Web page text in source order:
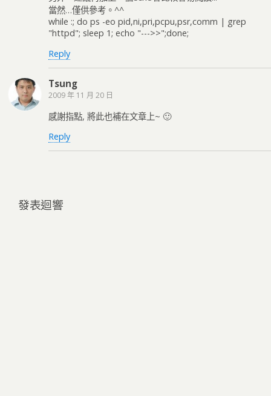
當然…僅供參考。^^
while :; do ps -eo pid,ni,pri,pcpu,psr,comm | grep
"httpd"; sleep 1; echo "--->>";done;
Reply
Tsung
2009 年 11 月 20 日
感謝指點, 將此也補在文章上~ 🙂
Reply
發表迴響